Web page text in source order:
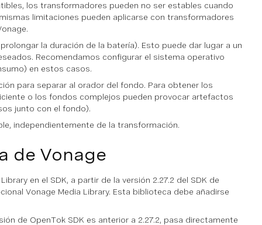
los transformadores pueden no ser estables cuando
limitaciones pueden aplicarse con transformadores
la duración de la batería). Esto puede dar lugar a un
Recomendamos configurar el sistema operativo
en estos casos.
para separar al orador del fondo. Para obtener los
o los fondos complejos pueden provocar artefactos
junto con el fondo).
independientemente de la transformación.
de Vonage
en el SDK, a partir de la versión 2.27.2 del SDK de
Vonage Media Library. Esta biblioteca debe añadirse
de OpenTok SDK es anterior a 2.27.2, pasa directamente